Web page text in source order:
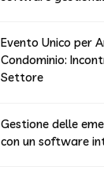
Evento Unico per
Condominio:
Settore
Gestione delle
con un software